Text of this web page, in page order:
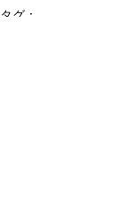
タグ：